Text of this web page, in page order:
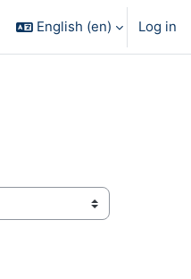
English ‎(en)‎ Log in